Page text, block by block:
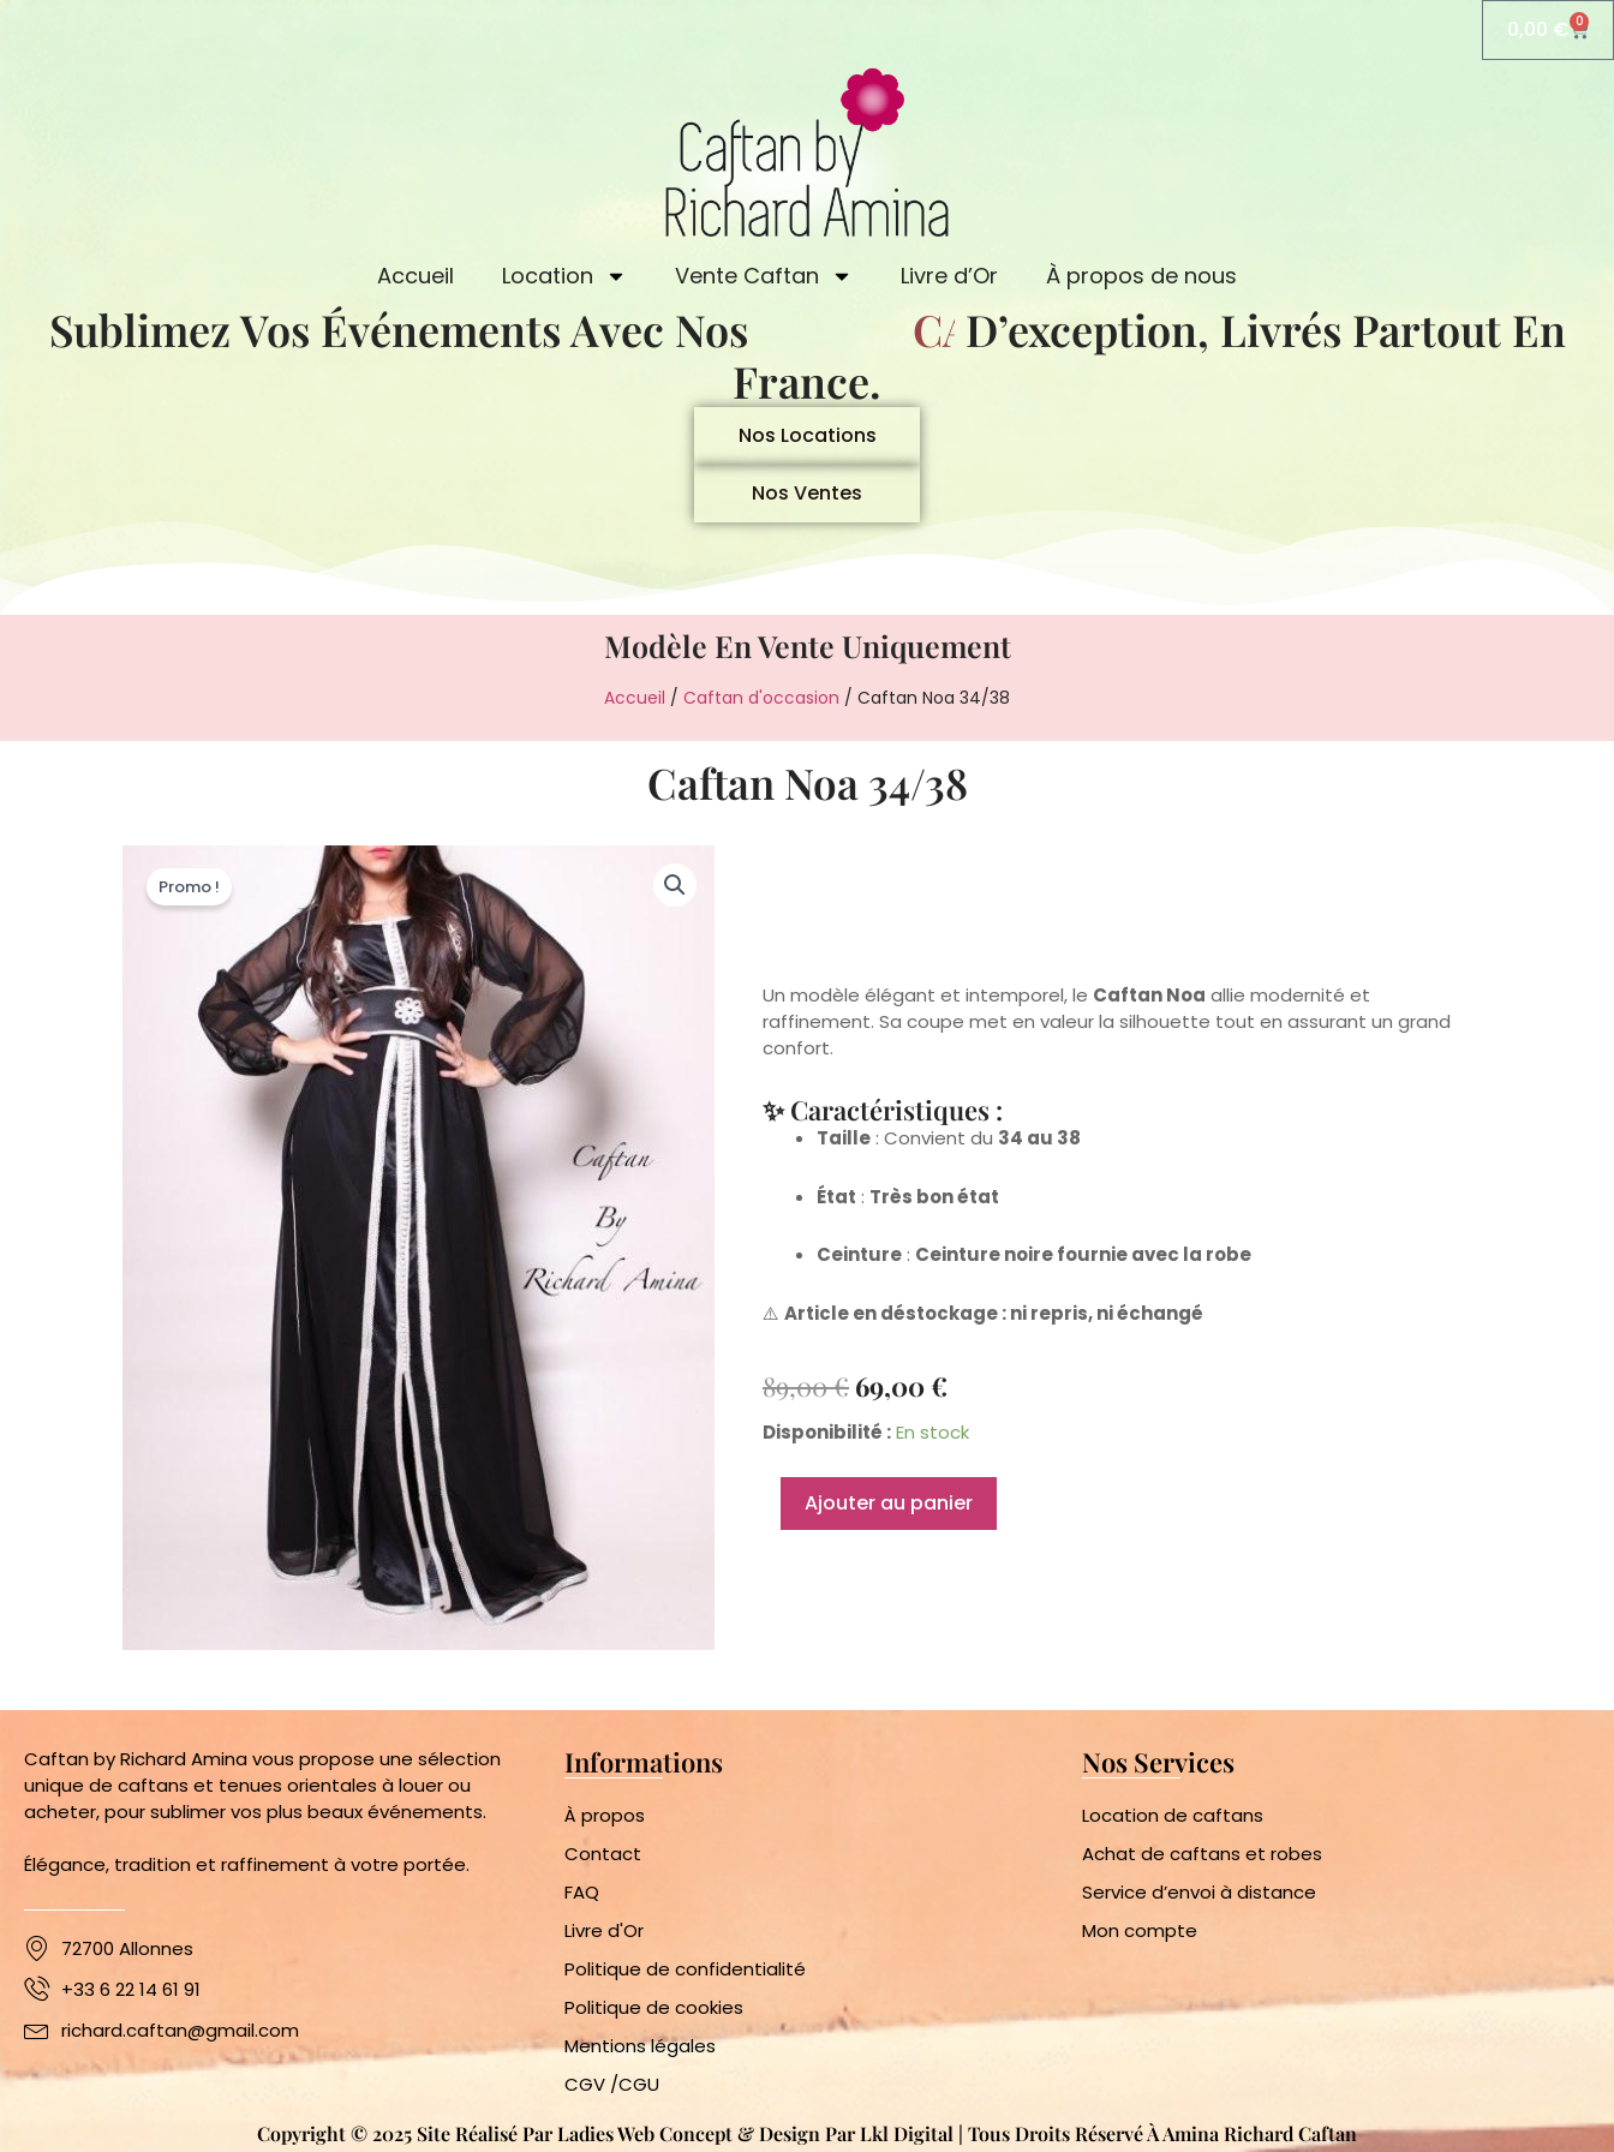
0,00 € 0
Accueil Location Vente Caftan Livre d’Or À propos de nous
Sublimez Vos Événements Avec Nos CAFTANS
D’exception, Livrés Partout En
France.
Nos Locations
Nos Ventes
Modèle En Vente Uniquement
Accueil / Caftan d'occasion / Caftan Noa 34/38
Caftan Noa 34/38
Promo !
Un modèle élégant et intemporel, le Caftan Noa allie modernité et
raffinement. Sa coupe met en valeur la silhouette tout en assurant un grand
confort.
✨ Caractéristiques :
Taille : Convient du 34 au 38
État : Très bon état
Ceinture : Ceinture noire fournie avec la robe
⚠️ Article en déstockage : ni repris, ni échangé
89,00€ Le
Prix
Initial
Était :
89,00 €.
69,00€
Prix
Actuel
Est :
69,00 €.
Disponibilité :En stock
quantité
Caftan
34/38
Ajouter au panier
Caftan by Richard Amina vous propose une sélection
unique de caftans et tenues orientales à louer ou
acheter, pour sublimer vos plus beaux événements.
Élégance, tradition et raffinement à votre portée.
72700 Allonnes
+33 6 22 14 61 91
richard.caftan@gmail.com
Informations
À propos
Contact
FAQ
Livre d'Or
Politique de confidentialité
Politique de cookies
Mentions légales
CGV /CGU
Nos Services
Location de caftans
Achat de caftans et robes
Service d’envoi à distance
Mon compte
Copyright © 2025 Site Réalisé Par Ladies Web Concept & Design Par Lkl Digital | Tous Droits Réservé À Amina Richard Caftan